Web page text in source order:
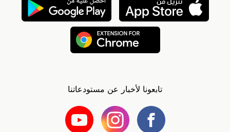
تابعونا لأخبار عن مستودعاتنا